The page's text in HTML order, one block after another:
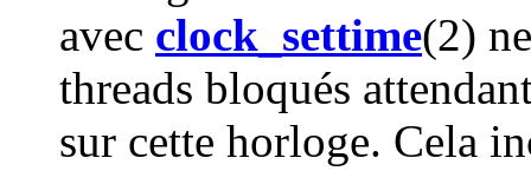
avec clock_settime(2)
threads bloqués
sur cette horloge. Cela